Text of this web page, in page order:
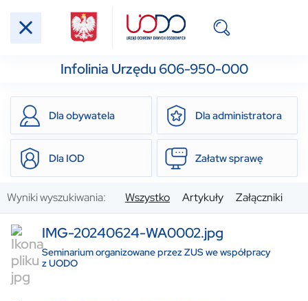
Infolinia Urzędu 606-950-000
Dla obywatela Dla administratora
Dla IOD Załatw sprawę
Wyniki wyszukiwania: Wszystko Artykuły Załączniki
IMG-20240624-WA0002.jpg
Seminarium organizowane przez ZUS we współpracy
z UODO